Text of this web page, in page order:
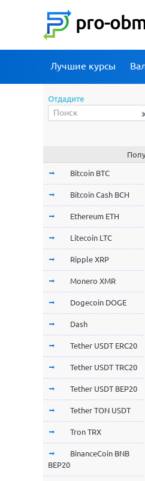
pro-
Лучшие курсы
Отдадите
Bitcoin BTC
Bitcoin Cash BCH
Ethereum ETH
Litecoin LTC
Ripple XRP
Monero XMR
Dogecoin DOGE
Dash
Tether USDT ERC20
Tether USDT TRC20
Tether USDT BEP20
Tether TON USDT
Tron TRX
BinanceCoin BNB
BEP20